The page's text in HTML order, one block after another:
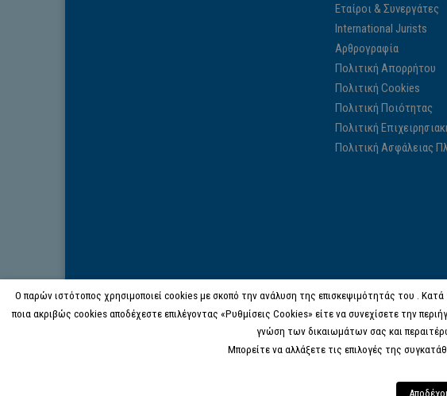
Εταίροι & Συνεργάτες
International Jurists
Αρθρογραφία
Πολιτική Απορρήτου
Πολιτική Cookies
Πολιτική Ποιότητας
Πολιτική
Πολιτική Ασφάλειας
Ο παρών ιστότοπος χρησιμοποιεί cookies με σκοπό την ανάλυση της επισκεψιμότητάς του .
ποια ακριβώς cookies αποδέχεστε επιλέγοντας «Ρυθμίσεις Cookies» είτε να συνεχίσετε την
γνώση των δικαιωμάτων σας και
Μπορείτε να αλλάξετε τις επιλογές της